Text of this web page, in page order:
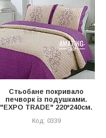
Стьобане покривало
печворк із подушками.
"EXPO TRADE" 220*240см.
0339